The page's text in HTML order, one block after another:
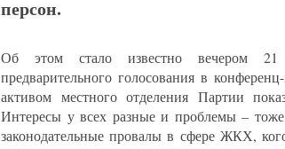
персон.
Об этом стало известно вечером 21
предварительного голосования в
активом местного отделения Партии
Интересы у всех разные и проблемы –
законодательные провалы в сфере ЖКХ,